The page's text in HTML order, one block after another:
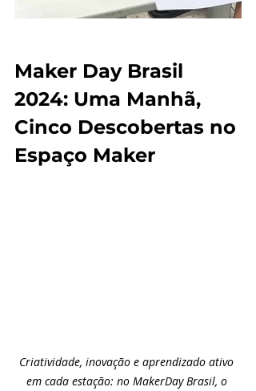
Maker Day Brasil
2024: Uma Manhã,
Cinco Descobertas no
Espaço Maker
Criatividade, inovação e aprendizado ativo
em cada estação: no MakerDay Brasil, o